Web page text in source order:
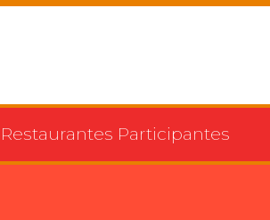
Restaurantes Participantes